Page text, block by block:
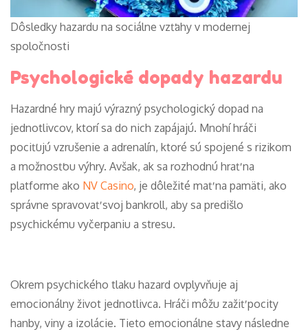
Dôsledky hazardu na sociálne vzťahy v modernej
spoločnosti
Psychologické dopady hazardu
Hazardné hry majú výrazný psychologický dopad na
jednotlivcov, ktorí sa do nich zapájajú. Mnohí hráči
pociťujú vzrušenie a adrenalín, ktoré sú spojené s rizikom
a možnosťou výhry. Avšak, ak sa rozhodnú hrať na
platforme ako NV Casino, je dôležité mať na pamäti, ako
správne spravovať svoj bankroll, aby sa predišlo
psychickému vyčerpaniu a stresu.
Okrem psychického tlaku hazard ovplyvňuje aj
emocionálny život jednotlivca. Hráči môžu zažiť pocity
hanby, viny a izolácie. Tieto emocionálne stavy následne